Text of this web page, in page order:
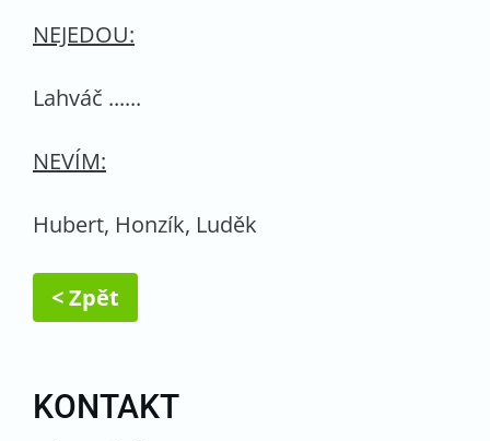
NEJEDOU:
Lahváč ......
NEVÍM:
Hubert, Honzík, Luděk
< Zpět
KONTAKT